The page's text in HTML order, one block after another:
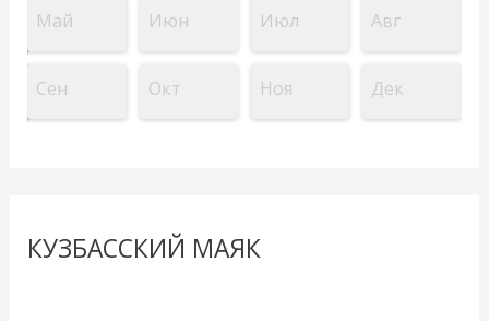
Май Июн Июл Авг
Сен Окт Ноя Дек
КУЗБАССКИЙ МАЯК